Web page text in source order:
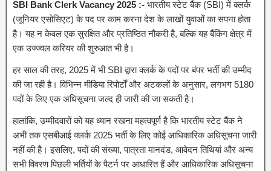
SBI Bank Clerk Vacancy 2025 :- भारतीय स्टेट बैंक (SBI) में क्लर्क
(जूनियर एसोसिएट) के पद पर काम करना देश के लाखों युवाओं का सपना होता
है। यह न केवल एक सुरक्षित और प्रतिष्ठित नौकरी है, बल्कि यह बैंकिंग क्षेत्र में
एक उज्ज्वल करियर की शुरुआत भी है।
हर साल की तरह, 2025 में भी SBI द्वारा क्लर्क के पदों पर बंपर भर्ती की उम्मीद
की जा रही है। विभिन्न मीडिया रिपोर्टों और अटकलों के अनुसार, लगभग 5180
पदों के लिए एक अधिसूचना जल्द ही जारी की जा सकती है।
हालांकि, उम्मीदवारों को यह ध्यान रखना महत्वपूर्ण है कि भारतीय स्टेट बैंक ने
अभी तक एसबीआई क्लर्क 2025 भर्ती के लिए कोई आधिकारिक अधिसूचना जारी
नहीं की है। इसलिए, पदों की संख्या, पात्रता मानदंड, आवेदन तिथियां और अन्य
सभी विवरण पिछली भर्तियों के पैटर्न पर आधारित हैं और आधिकारिक अधिसूचना